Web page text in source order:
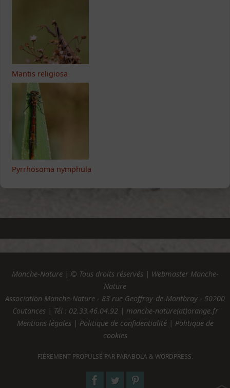
Mantis religiosa
Pyrrhosoma nymphula
Manche-Nature | © Tous droits réservés | Webmaster Manche-
Nature
Association Manche-Nature - 83 rue Geoffroy-de-Montbray - 50200
Coutances | Tél : 02.33.46.04.92| manche-nature(at)orange.fr
Mentions légales| Politique de confidentialité| Politique de
cookies
FIÈREMENT PROPULSÉ PAR PARABOLA & WORDPRESS.